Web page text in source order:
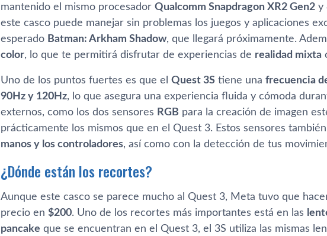
mantenido el mismo procesador Qualcomm Snapdragon XR2 Gen2 y
este casco puede manejar sin problemas los juegos y aplicaciones
esperado Batman: Arkham Shadow, que llegará próximamente.
color, lo que te permitirá disfrutar de experiencias de realidad mixta
Uno de los puntos fuertes es que el Quest 3S tiene una frecuencia
90Hz y 120Hz, lo que asegura una experiencia fluida y cómoda
externos, como los dos sensores RGB para la creación de imagen
prácticamente los mismos que en el Quest 3. Estos sensores
manos y los controladores, así como con la detección de tus
¿Dónde están los recortes?
Aunque este casco se parece mucho al Quest 3, Meta tuvo que
precio en $200. Uno de los recortes más importantes está en las
pancake que se encuentran en el Quest 3, el 3S utiliza las mismas